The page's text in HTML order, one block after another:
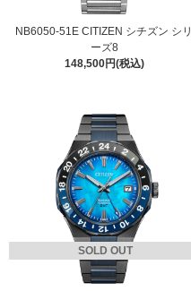
NB6050-51E CITIZEN シチズン シリ
ーズ8
148,500円(税込)
SOLD OUT